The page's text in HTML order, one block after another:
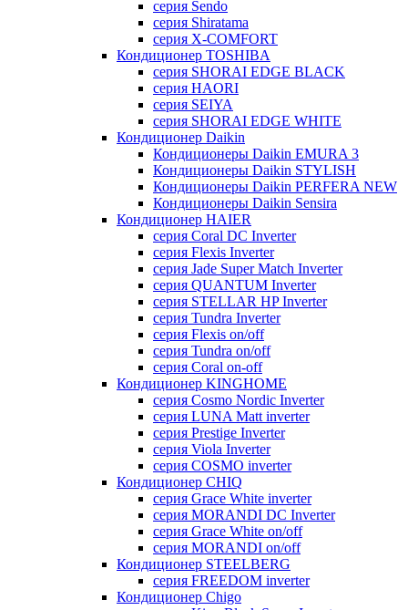
серия Sendo
серия Shiratama
серия X-COMFORT
Кондиционер TOSHIBA
серия SHORAI EDGE BLACK
серия HAORI
серия SEIYA
серия SHORAI EDGE WHITE
Кондиционер Daikin
Кондиционеры Daikin EMURA 3
Кондиционеры Daikin STYLISH
Кондиционеры Daikin PERFERA NEW
Кондиционеры Daikin Sensira
Кондиционер HAIER
серия Coral DC Inverter
серия Flexis Inverter
серия Jade Super Match Inverter
серия QUANTUM Inverter
серия STELLAR HP Inverter
серия Tundra Inverter
серия Flexis on/off
серия Tundra on/off
серия Coral on-off
Кондиционер KINGHOME
серия Cosmo Nordic Inverter
серия LUNA Matt inverter
серия Prestige Inverter
серия Viola Inverter
серия COSMO inverter
Кондиционер CHIQ
серия Grace White inverter
серия MORANDI DC Inverter
серия Grace White on/off
серия MORANDI on/off
Кондиционер STEELBERG
серия FREEDOM inverter
Кондиционер Chigo